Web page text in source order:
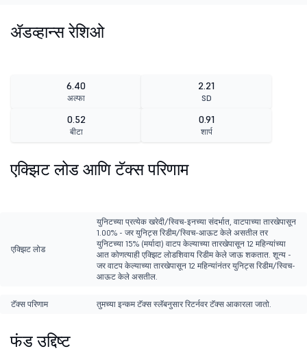
ॲडव्हान्स रेशिओ
6.40
अल्फा
2.21
SD
0.52
बीटा
0.91
शार्प
एक्झिट लोड आणि टॅक्स परिणाम
एक्झिट लोड
युनिटच्या प्रत्येक खरेदी/स्विच-इनच्या संदर्भात, वाटपाच्या तारखेपासून
1.00% - जर युनिट्स रिडीम/स्विच-आऊट केले असतील तर
युनिटच्या 15% (मर्यादा) वाटप केल्याच्या तारखेपासून 12 महिन्यांच्या
आत कोणत्याही एक्झिट लोडशिवाय रिडीम केले जाऊ शकतात. शून्य -
जर वाटप केल्याच्या तारखेपासून 12 महिन्यांनंतर युनिट्स रिडीम/स्विच-
आऊट केले असतील.
टॅक्स परिणाम तुमच्या इन्कम टॅक्स स्लॅबनुसार रिटर्नवर टॅक्स आकारला जातो.
फंड उद्दिष्ट